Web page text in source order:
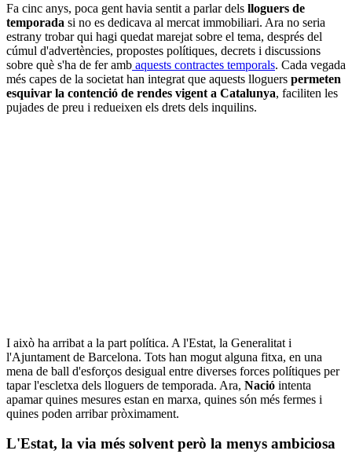
Fa cinc anys, poca gent havia sentit a parlar dels lloguers de
temporada si no es dedicava al mercat immobiliari. Ara no seria
estrany trobar qui hagi quedat marejat sobre el tema, després del
cúmul d'advertències, propostes polítiques, decrets i discussions
sobre què s'ha de fer amb aquests contractes temporals. Cada vegada
més capes de la societat han integrat que aquests lloguers permeten
esquivar la contenció de rendes vigent a Catalunya, faciliten les
pujades de preu i redueixen els drets dels inquilins.
I això ha arribat a la part política. A l'Estat, la Generalitat i
l'Ajuntament de Barcelona. Tots han mogut alguna fitxa, en una
mena de ball d'esforços desigual entre diverses forces polítiques per
tapar l'escletxa dels lloguers de temporada. Ara, Nació intenta
apamar quines mesures estan en marxa, quines són més fermes i
quines poden arribar pròximament.
L'Estat, la via més solvent però la menys ambiciosa